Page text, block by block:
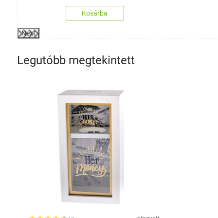
Kosárba
Next
Legutóbb megtekintett